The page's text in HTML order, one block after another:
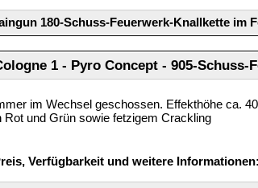
180-Schuss-Feuerwerk-Knallkette im
1 - Pyro Concept - 905-Schuss-
im Wechsel geschossen. Effekthöhe ca.
Rot und Grün sowie fetzigem Crackling
Verfügbarkeit und weitere